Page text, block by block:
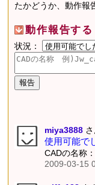
たかどうか、動作報
動作報告する
状況：
miya3888
使用可能で
CADの名称
2009-03-15